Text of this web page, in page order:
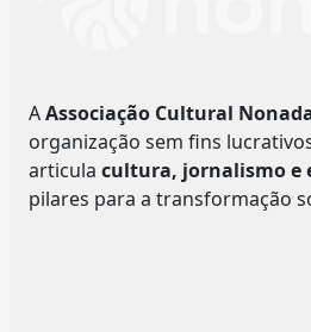
AAssociação Cultural
organização sem fins
articula cultura, jornalismo e
pilares para a transformação